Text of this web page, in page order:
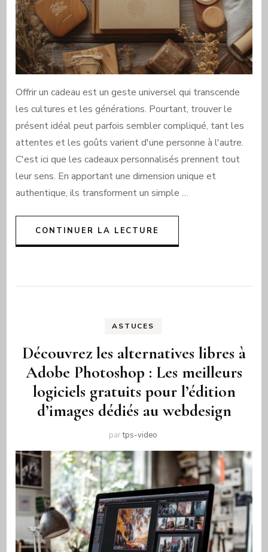
Offrir un cadeau est un geste universel qui transcende
les cultures et les générations. Pourtant, trouver le
présent idéal peut parfois sembler compliqué, tant les
attentes et les goûts varient d'une personne à l'autre.
C'est ici que les cadeaux personnalisés prennent tout
leur sens. En apportant une dimension unique et
authentique, ils transforment un simple …
CONTINUER LA LECTURE
ASTUCES
Découvrez les alternatives libres à
Adobe Photoshop : Les meilleurs
logiciels gratuits pour l’édition
d’images dédiés au webdesign
partps-video